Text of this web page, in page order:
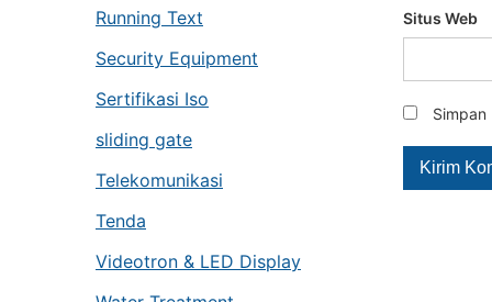
Running Text
Security Equipment
Sertifikasi Iso
sliding gate
Telekomunikasi
Tenda
Videotron & LED Display
Situs Web